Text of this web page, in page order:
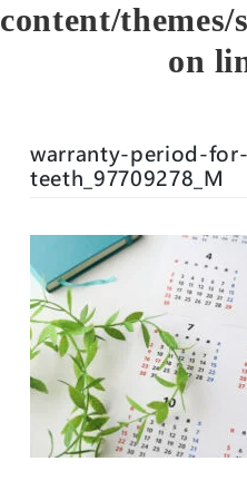
content/
on
warranty-period-
teeth_97709278_M